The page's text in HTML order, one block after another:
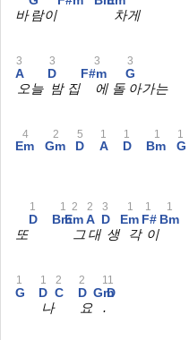
바 람이
차게
A
3
오늘
D
3
밤 집
F#m
3
에 돌
G
3
아가는
Em
4
Gm
2
D
5
A
1
D
1
Bm
1
G
1
또
D
1
Bm
1
Em
2
그
A
2
대
D
3
생
Em
1
각
F#
1
이
Bm
1
G
1
D
1
나
C
2
D
2
요
Gm
1
.
D
1